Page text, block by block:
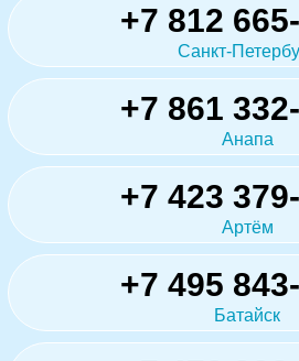
+7 812
Санкт-
+7 861
Анапа
+7 423
Артём
+7 495
Батайск